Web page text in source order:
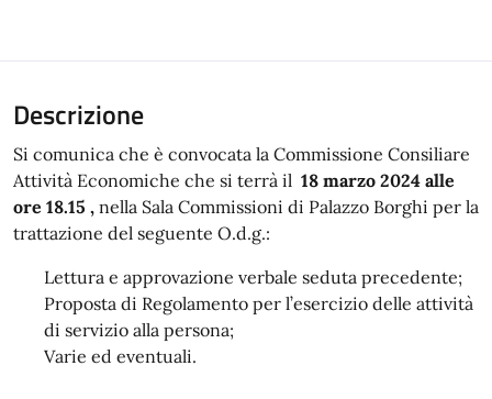
Descrizione
Si comunica che è convocata la Commissione Consiliare
Attività Economiche che si terrà il 18 marzo 2024 alle
ore 18.15 , nella Sala Commissioni di Palazzo Borghi per la
trattazione del seguente O.d.g.:
Lettura e approvazione verbale seduta precedente;
Proposta di Regolamento per l’esercizio delle attività
di servizio alla persona;
Varie ed eventuali.